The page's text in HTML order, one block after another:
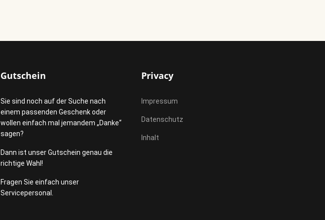
Gutschein
Sie sind noch auf der Suche nach
einem passenden Geschenk oder
wollen einfach mal jemandem „Danke“
sagen?
Dann ist unser Gutschein genau die
richtige Wahl!
Fragen Sie einfach unser
Servicepersonal.
Privacy
Impressum
Datenschutz
Inhalt